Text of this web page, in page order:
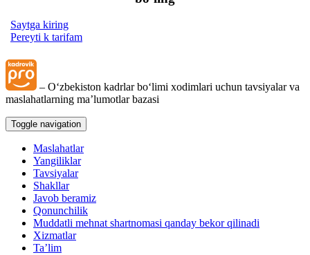
Saytga kiring
Pereyti k tarifam
– Oʻzbekiston kadrlar boʻlimi хodimlari uchun tavsiyalar va
maslahatlarning ma’lumotlar bazasi
Toggle navigation
Maslahatlar
Yangiliklar
Tavsiyalar
Shakllar
Javob beramiz
Qonunchilik
Muddatli mehnat shartnomasi qanday bekor qilinadi
Xizmatlar
Ta’lim